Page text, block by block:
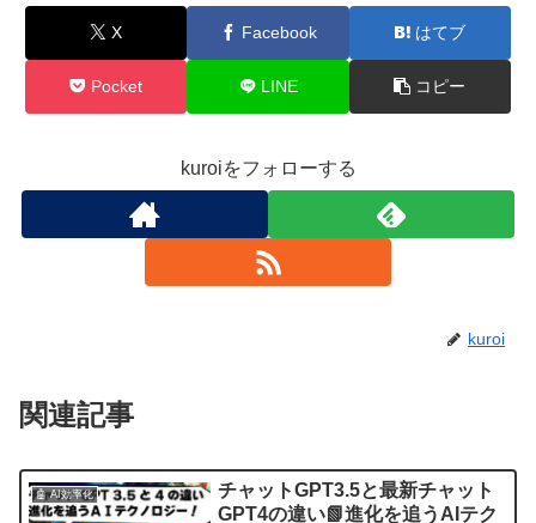
X Facebook はてブ
Pocket LINE コピー
kuroiをフォローする
kuroi
関連記事
🤖 AI効率化
チャットGPT3.5と最新チャット
GPT4の違い📗進化を追うAIテク